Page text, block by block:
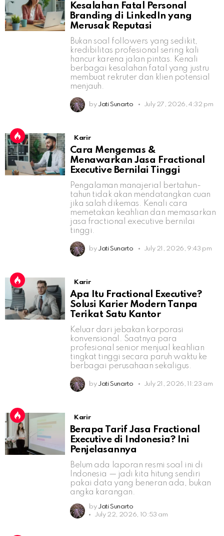
Kesalahan Fatal Personal
Branding di LinkedIn yang
Merusak Reputasi
Bukan soal followers yang sedikit,
kredibilitas profesional sering kali
hancur karena jalan pintas. Kenali
berbagai kesalahan fatal yang justru
membuat rekruter dan klien potensial
menjauh.
by Jati Sunarto July 27, 2026, 4:32 pm
Karir
Cara Mengemas &
Menawarkan Jasa Fractional
Executive Bernilai Tinggi
Pengalaman manajerial bertahun-
tahun tidak akan mendatangkan cuan
jika salah dikemas. Kenali cara
memetakan keahlian dan memasarkan
jasa fractional executive bernilai
tinggi.
by Jati Sunarto July 21, 2026, 9:43 pm
Karir
Apa Itu Fractional Executive?
Solusi Karier Modern Tanpa
Terikat Satu Kantor
Keluar dari jebakan korporasi
konvensional. Saatnya para
profesional senior menjual keahlian
tingkat tinggi secara paruh waktu ke
berbagai perusahaan sekaligus.
by Jati Sunarto July 21, 2026, 11:23 am
Karir
Berapa Tarif Jasa Fractional
Executive di Indonesia? Ini
Penjelasannya
Belum ada laporan resmi soal ini di
Indonesia — jadi kita hitung sendiri
pakai data yang beneran ada, bukan
angka karangan.
by Jati Sunarto
July 22, 2026, 10:53 am